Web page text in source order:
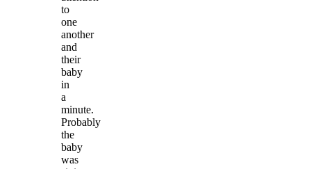
to
one
another
and
their
baby
in
a
minute.
Probably
the
baby
was